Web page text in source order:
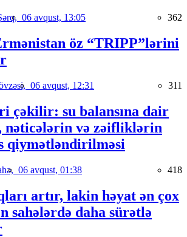
06 avqust, 13:05 362
öz “TRIPP”lərini
06 avqust, 12:31 311
çəkilir: su balansına dair
və zəifliklərin
qiymətləndirilməsi
06 avqust, 01:38 418
artır, lakin həyat ən çox
sahələrdə daha sürətlə